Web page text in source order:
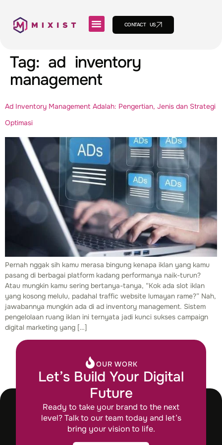
CONTACT US
Tag: ad inventory
management
Ad Inventory Management Adalah: Pengertian, Jenis dan Strategi
Optimasi
Pernah nggak sih kamu merasa bingung kenapa iklan yang kamu
pasang di berbagai platform kadang performanya naik-turun?
Atau mungkin kamu sering bertanya-tanya, “Kok ada slot iklan
yang kosong melulu, padahal traffic website lumayan rame?” Nah,
jawabannya mungkin ada di ad inventory management. Sistem
pengelolaan ruang iklan ini ternyata jadi kunci sukses campaign
digital marketing yang […]
OUR WORK
Let’s Build Your Digital
Future
Ready to take your brand to the next
level? Talk to our team today and let’s
bring your vision to life.